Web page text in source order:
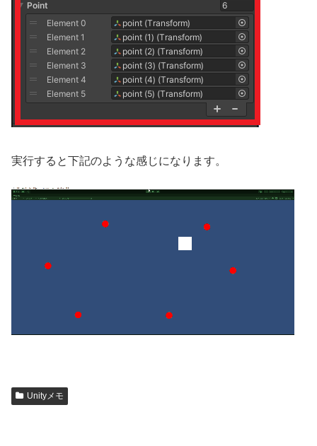
実行すると下記のような感じになります。
Unityメモ